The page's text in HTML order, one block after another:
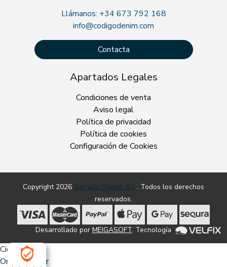
Llámanos: +34 673 792 168
info@codigodenim.com
Contacta
Apartados Legales
Condiciones de venta
Aviso legal
Política de privacidad
Política de cookies
Configuración de Cookies
Copyright 2026 Serrallo Denim, S.L.. Todos los derechos
reservados.
Desarrollado por MEIGASOFT. Tecnología
Cierra
Ordenado por